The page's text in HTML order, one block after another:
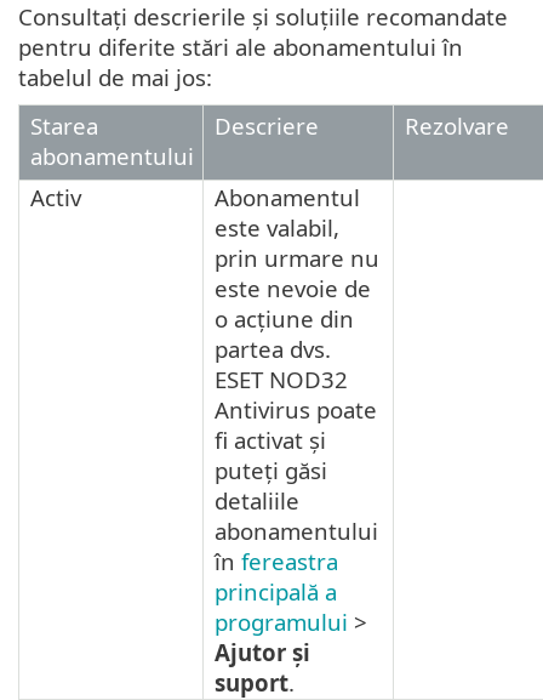
Consultați descrierile și soluțiile recomandate
pentru diferite stări ale abonamentului în
tabelul de mai jos:
Starea
abonamentului
Descriere Rezolvare
Activ
Abonamentul
este valabil,
prin urmare nu
este nevoie de
o acțiune din
partea dvs.
ESET NOD32
Antivirus poate
fi activat și
puteți găsi
detaliile
abonamentului
în fereastra
principală a
programului >
Ajutor și
suport.